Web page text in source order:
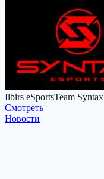
Ilbirs eSportsTeam Syntax
Cмотреть
Новости